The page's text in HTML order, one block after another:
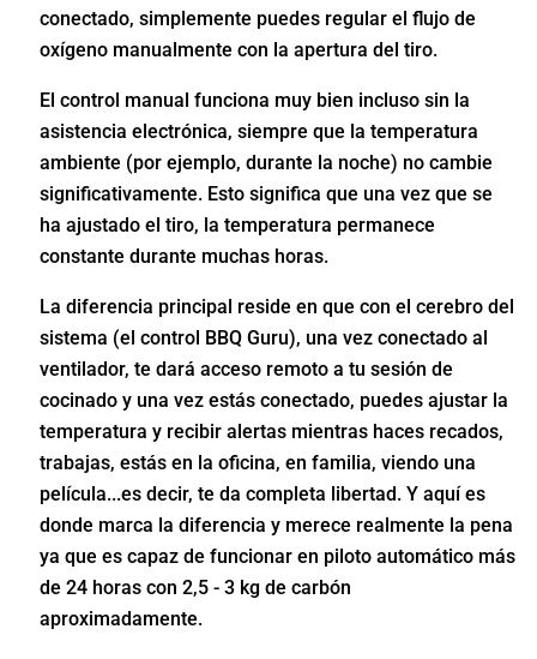
conectado, simplemente puedes regular el flujo de
oxígeno manualmente con la apertura del tiro.
El control manual funciona muy bien incluso sin la
asistencia electrónica, siempre que la temperatura
ambiente (por ejemplo, durante la noche) no cambie
significativamente. Esto significa que una vez que se
ha ajustado el tiro, la temperatura permanece
constante durante muchas horas.
La diferencia principal reside en que con el cerebro del
sistema (el control BBQ Guru), una vez conectado al
ventilador, te dará acceso remoto a tu sesión de
cocinado y una vez estás conectado, puedes ajustar la
temperatura y recibir alertas mientras haces recados,
trabajas, estás en la oficina, en familia, viendo una
película...es decir, te da completa libertad. Y aquí es
donde marca la diferencia y merece realmente la pena
ya que es capaz de funcionar en piloto automático más
de 24 horas con 2,5 - 3 kg de carbón
aproximadamente.